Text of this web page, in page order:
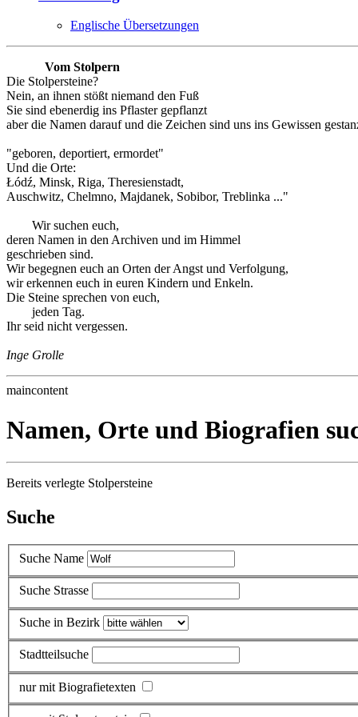
Englische Übersetzungen
Vom Stolpern
Die Stolpersteine?
Nein, an ihnen stößt niemand den Fuß
Sie sind ebenerdig ins Pflaster gepflanzt
aber die Namen darauf und die Zeichen sind uns ins Gewissen
"geboren, deportiert, ermordet"
Und die Orte:
Łódź, Minsk, Riga, Theresienstadt,
Auschwitz, Chelmno, Majdanek, Sobibor, Treblinka ..."
Wir suchen euch,
deren Namen in den Archiven und im Himmel
geschrieben sind.
Wir begegnen euch an Orten der Angst und Verfolgung,
wir erkennen euch in euren Kindern und Enkeln.
Die Steine sprechen von euch,
jeden Tag.
Ihr seid nicht vergessen.
Inge Grolle
maincontent
Namen, Orte und Biografien
Bereits verlegte Stolpersteine
Suche
Suche Name
Suche Strasse
Suche in Bezirk
Stadtteilsuche
nur mit Biografietexten